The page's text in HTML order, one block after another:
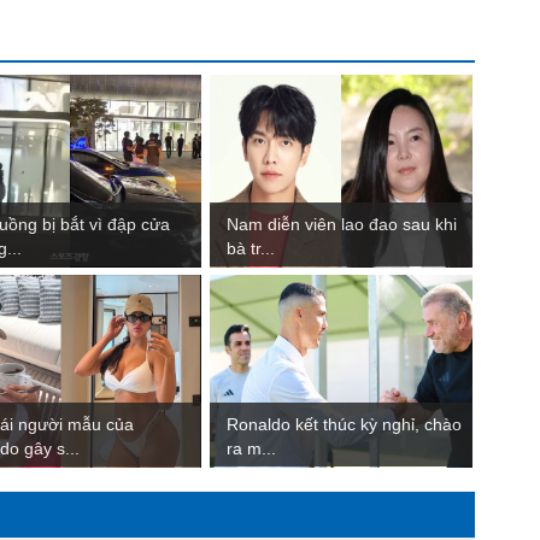
bị bắt vì đập cửa
Nam diễn viên lao đao sau khi
bà tr...
người mẫu của
gây s...
Ronaldo kết thúc kỳ nghỉ, chào
ra m...